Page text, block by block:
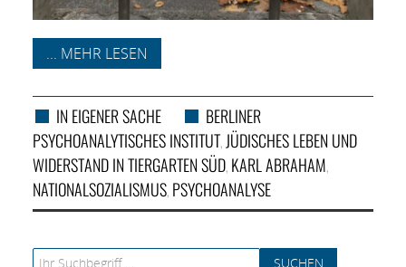
... MEHR LESEN
IN EIGENER SACHE
BERLINER
PSYCHOANALYTISCHES INSTITUT,JÜDISCHES LEBEN UND
WIDERSTAND IN TIERGARTEN SÜD, KARL ABRAHAM,
NATIONALSOZIALISMUS, PSYCHOANALYSE
Search for: